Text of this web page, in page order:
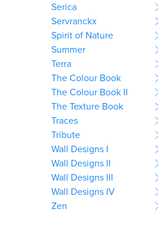
Serica
Servranckx
Spirit of Nature
Summer
Terra
The Colour Book
The Colour Book II
The Texture Book
Traces
Tribute
Wall Designs I
Wall Designs II
Wall Designs III
Wall Designs IV
Zen